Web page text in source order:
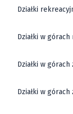
Działki
Działki w
Działki w
Działki w